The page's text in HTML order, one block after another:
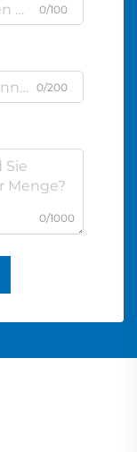
0/100
0/200
0/1000